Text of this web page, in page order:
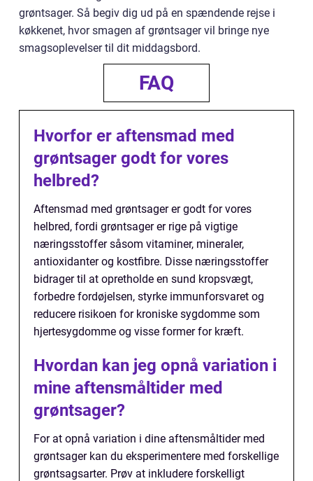
grøntsager. Så begiv dig ud på en spændende rejse i
køkkenet, hvor smagen af grøntsager vil bringe nye
smagsoplevelser til dit middagsbord.
FAQ
Hvorfor er aftensmad med
grøntsager godt for vores
helbred?
Aftensmad med grøntsager er godt for vores
helbred, fordi grøntsager er rige på vigtige
næringsstoffer såsom vitaminer, mineraler,
antioxidanter og kostfibre. Disse næringsstoffer
bidrager til at opretholde en sund kropsvægt,
forbedre fordøjelsen, styrke immunforsvaret og
reducere risikoen for kroniske sygdomme som
hjertesygdomme og visse former for kræft.
Hvordan kan jeg opnå variation i
mine aftensmåltider med
grøntsager?
For at opnå variation i dine aftensmåltider med
grøntsager kan du eksperimentere med forskellige
grøntsagsarter. Prøv at inkludere forskelligt